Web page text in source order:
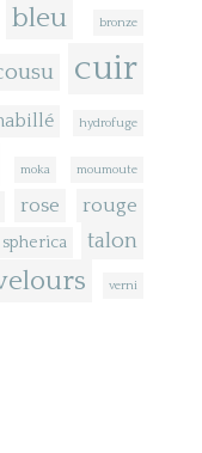
bleu bronze
cuir
hydrofuge
moka moumoute
rose rouge
spherica talon
verni